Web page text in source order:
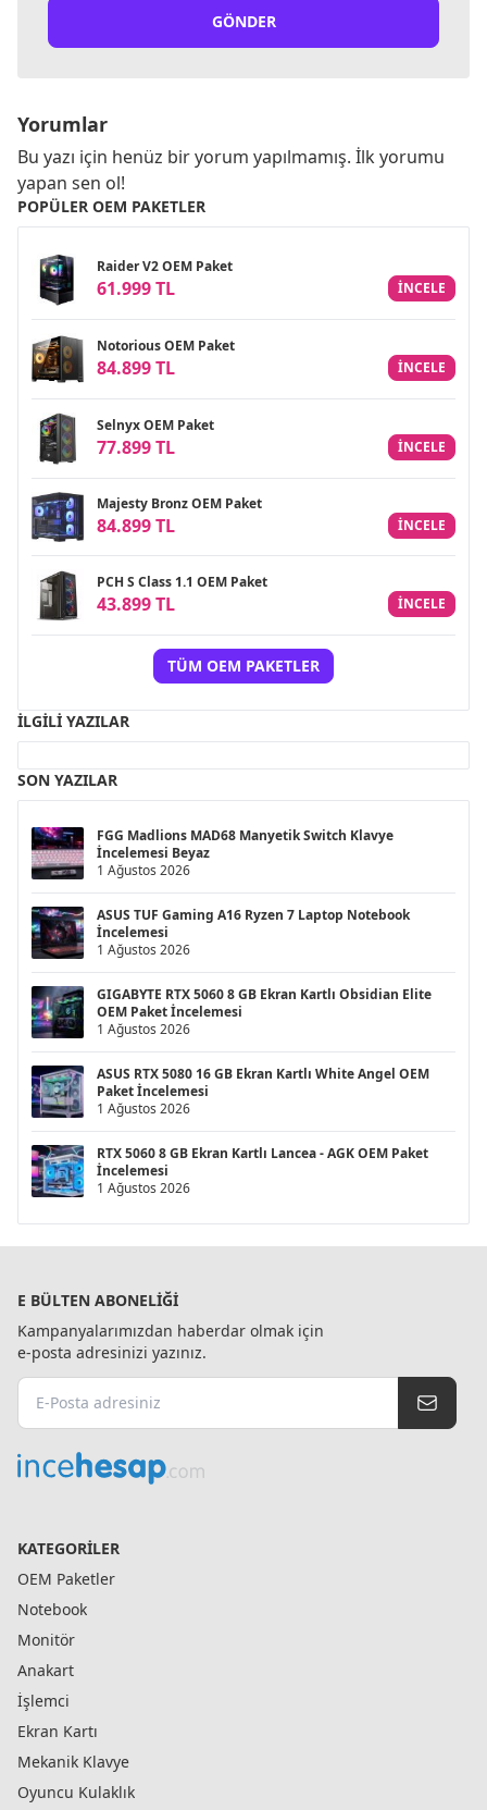
GÖNDER
Yorumlar
Bu yazı için henüz bir yorum yapılmamış. İlk yorumu
yapan sen ol!
POPÜLER OEM PAKETLER
Raider V2 OEM Paket
61.999 TL INCELE
Notorious OEM Paket
84.899 TL INCELE
Selnyx OEM Paket
77.899 TL INCELE
Majesty Bronz OEM Paket
84.899 TL INCELE
PCH S Class 1.1 OEM Paket
43.899 TL INCELE
TÜM OEM PAKETLER
İLGILI YAZILAR
SON YAZILAR
FGG Madlions MAD68 Manyetik Switch Klavye
İncelemesi Beyaz
1 Ağustos 2026
ASUS TUF Gaming A16 Ryzen 7 Laptop Notebook
İncelemesi
1 Ağustos 2026
GIGABYTE RTX 5060 8 GB Ekran Kartlı Obsidian Elite
OEM Paket İncelemesi
1 Ağustos 2026
ASUS RTX 5080 16 GB Ekran Kartlı White Angel OEM
Paket İncelemesi
1 Ağustos 2026
RTX 5060 8 GB Ekran Kartlı Lancea - AGK OEM Paket
İncelemesi
1 Ağustos 2026
E BÜLTEN ABONELIĞI
Kampanyalarımızdan haberdar olmak için
e-posta adresinizi yazınız.
KATEGORILER
OEM Paketler
Notebook
Monitör
Anakart
İşlemci
Ekran Kartı
Mekanik Klavye
Oyuncu Kulaklık